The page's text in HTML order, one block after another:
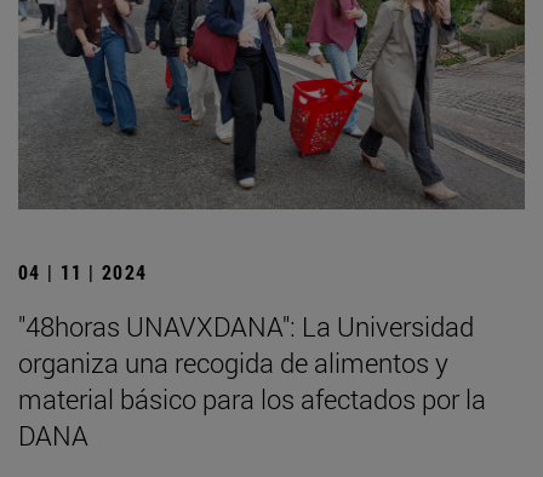
04 | 11 | 2024
"48horas UNAVXDANA": La Universidad
organiza una recogida de alimentos y
material básico para los afectados por la
DANA